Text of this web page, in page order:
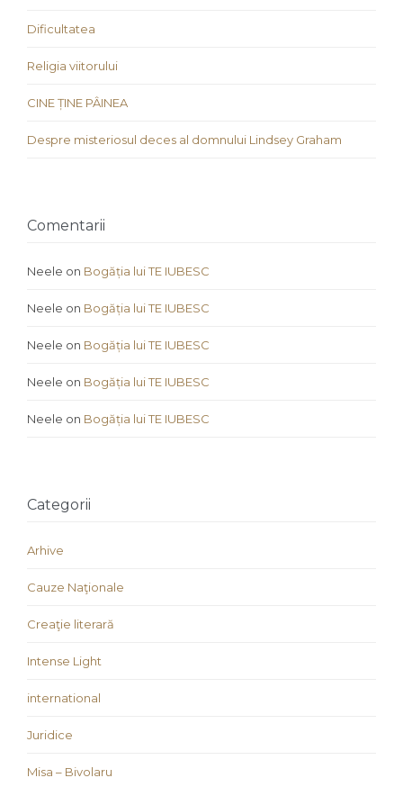
Dificultatea
Religia viitorului
CINE ȚINE PÂINEA
Despre misteriosul deces al domnului Lindsey Graham
Comentarii
Neele on Bogăția lui TE IUBESC
Neele on Bogăția lui TE IUBESC
Neele on Bogăția lui TE IUBESC
Neele on Bogăția lui TE IUBESC
Neele on Bogăția lui TE IUBESC
Categorii
Arhive
Cauze Naţionale
Creaţie literară
Intense Light
international
Juridice
Misa – Bivolaru